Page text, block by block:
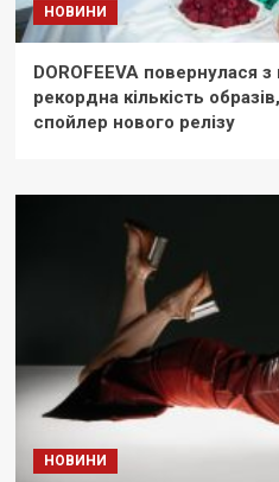
НОВИНИ
DOROFEEVA повернулася
рекордна кількість
спойлер нового релізу
НОВИНИ